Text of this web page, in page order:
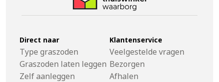
Direct naar
Type graszoden
Graszoden laten leggen
Zelf aanleggen
Klantenservice
Veelgestelde vragen
Bezorgen
Afhalen